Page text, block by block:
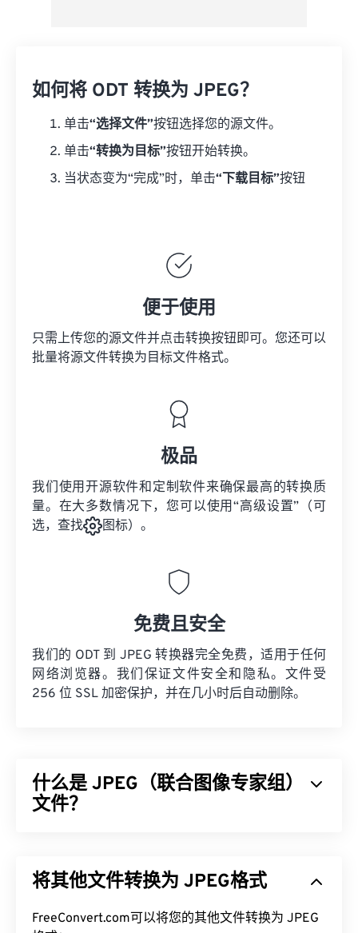
如何将 ODT 转换为 JPEG？
单击“选择文件”按钮选择您的源文件。
单击“转换为目标”按钮开始转换。
当状态变为“完成”时，单击“下载目标”按钮
便于使用
只需上传您的源文件并点击转换按钮即可。您还可以
批量将源文件转换为目标文件格式。
极品
我们使用开源软件和定制软件来确保最高的转换质
量。在大多数情况下，您可以使用“高级设置”（可
选，查找
图标）。
免费且安全
我们的 ODT 到 JPEG 转换器完全免费，适用于任何
网络浏览器。我们保证文件安全和隐私。文件受
256 位 SSL 加密保护，并在几小时后自动删除。
什么是 JPEG（联合图像专家组）
文件？
广泛应用的原因。因此，JPEG 文件相对较小，非常
们的JPEG 压缩工具将文件大小减少高达 80%！
将其他文件转换为 JPEG格式
FreeConvert.com可以将您的其他文件转换为 JPEG